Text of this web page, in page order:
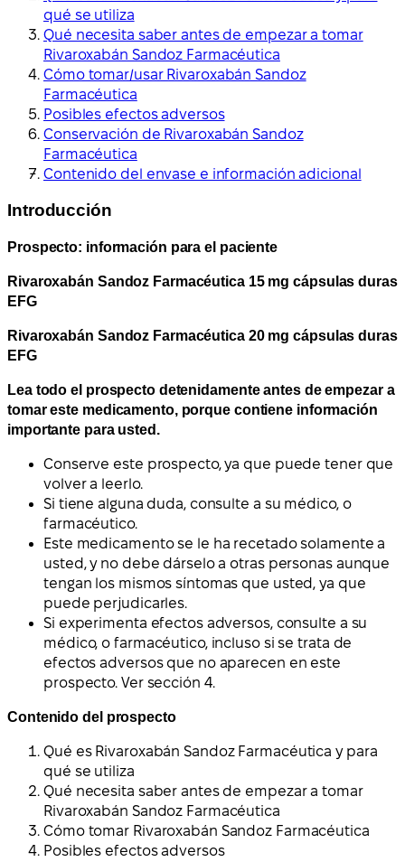
qué se utiliza
Qué necesita saber antes de empezar a tomar
Rivaroxabán Sandoz Farmacéutica
Cómo tomar/usar Rivaroxabán Sandoz
Farmacéutica
Posibles efectos adversos
Conservación de Rivaroxabán Sandoz
Farmacéutica
Contenido del envase e información adicional
Introducción
Prospecto: información para el paciente
Rivaroxabán Sandoz Farmacéutica 15 mg cápsulas duras
EFG
Rivaroxabán Sandoz Farmacéutica 20 mg cápsulas duras
EFG
Lea todo el prospecto detenidamente antes de empezar a
tomar este medicamento, porque contiene información
importante para usted.
Conserve este prospecto, ya que puede tener que
volver a leerlo.
Si tiene alguna duda, consulte a su médico, o
farmacéutico.
Este medicamento se le ha recetado solamente a
usted, y no debe dárselo a otras personas aunque
tengan los mismos síntomas que usted, ya que
puede perjudicarles.
Si experimenta efectos adversos, consulte a su
médico, o farmacéutico, incluso si se trata de
efectos adversos que no aparecen en este
prospecto. Ver sección 4.
Contenido del prospecto
Qué es Rivaroxabán Sandoz Farmacéutica y para
qué se utiliza
Qué necesita saber antes de empezar a tomar
Rivaroxabán Sandoz Farmacéutica
Cómo tomar Rivaroxabán Sandoz Farmacéutica
Posibles efectos adversos